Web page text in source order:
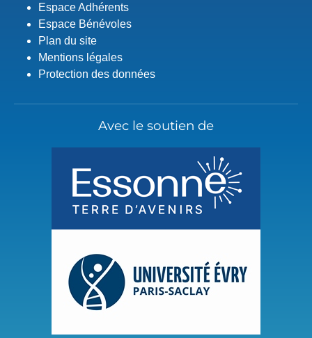
Espace Adhérents
Espace Bénévoles
Plan du site
Mentions légales
Protection des données
Avec le soutien de